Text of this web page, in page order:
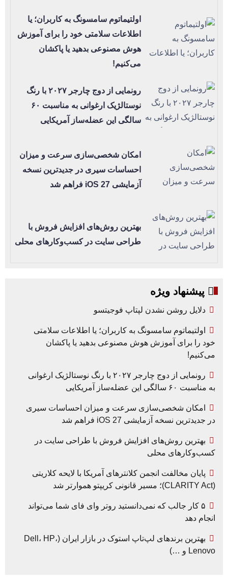
اولتیماتوم سامسونگ به کاربران؛ یا
اطلاعات سلامتی خود را برای آموزش
هوش مصنوعی بدهید یا پاکشان
می‌کنیم!
رونمایی از دوج چارجر ۲۰۲۷ با رنگ
نوستالژیک ارغوانی به مناسبت ۶۰
سالگی این عضله‌ساز آمریکایی
امکان شخصی‌سازی سرعت و میزان
احساسات سیری در جدیدترین نسخه
آزمایشی iOS 27 فراهم شد
بهترین روش‌های افزایش فروش با
طراحی سایت در کسب‌وکارهای محلی
پیشنهاد ویژه
دلایل روشن نشدن لپتاپ فوجیتسو
اولتیماتوم سامسونگ به کاربران؛ یا اطلاعات سلامتی
خود را برای آموزش هوش مصنوعی بدهید یا پاکشان
می‌کنیم!
رونمایی از دوج چارجر ۲۰۲۷ با رنگ نوستالژیک ارغوانی
به مناسبت ۶۰ سالگی این عضله‌ساز آمریکایی
امکان شخصی‌سازی سرعت و میزان احساسات سیری
در جدیدترین نسخه آزمایشی iOS 27 فراهم شد
بهترین روش‌های افزایش فروش با طراحی سایت در
کسب‌وکارهای محلی
پایان مخالفت انجمن کلانترهای آمریکا با لایحه کلاریتی
(CLARITY Act)؛ مسیر قانونی کریپتو هموارتر شد
۵ کار جالب که نمی‌دانستید روتر وای فای شما می‌تواند
انجام دهد
بهترین برندهای لپ‌تاپ استوک در بازار ایران (Dell، HP،
Lenovo و …)